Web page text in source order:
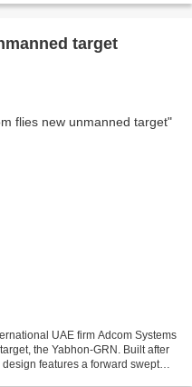
target
UAE firm Adcom Systems
the Yabhon-GRN. Built after
features a forward swept